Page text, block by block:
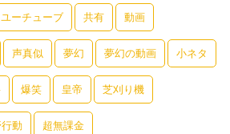
ユーチューブ 共有 動画
声真似 夢幻 夢幻の動画 小ネタ
爆笑 皇帝 芝刈り機
動 超無課金